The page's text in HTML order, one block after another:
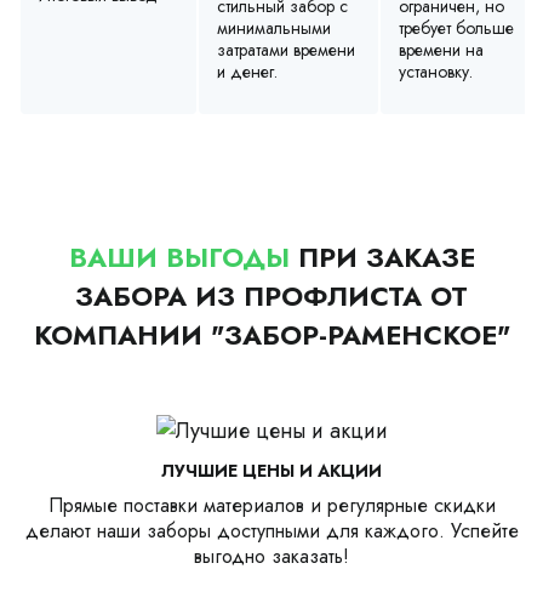
стильный забор с
минимальными
затратами времени
и денег.
ограничен, но
требует больше
времени на
установку.
ВАШИ ВЫГОДЫ ПРИ ЗАКАЗЕ
ЗАБОРА ИЗ ПРОФЛИСТА ОТ
КОМПАНИИ "ЗАБОР-РАМЕНСКОЕ"
ЛУЧШИЕ ЦЕНЫ И АКЦИИ
Прямые поставки материалов и регулярные скидки
делают наши заборы доступными для каждого. Успейте
выгодно заказать!